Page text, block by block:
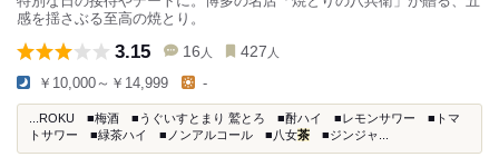
感を揺さぶる至高の焼とり。
3.15 16 人 427 人
￥10,000～￥14,999 -
...ROKU ■梅酒 ■うぐいすとまり 鷲とろ ■酎ハイ ■レモンサワー ■トマ
トサワー ■緑茶ハイ ■ノンアルコール ■八女茶 ■ジンジャ...